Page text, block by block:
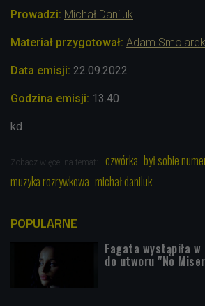
Prowadzi: Michał Daniluk
Materiał przygotował: Adam Smolarek
Data emisji: 22.09.2022
Godzina emisji: 13.40
kd
Zobacz więcej na temat: czwórka był sobie
muzyka rozrywkowa michał daniluk
POPULARNE
Fagata wystąpiła
do utworu "No